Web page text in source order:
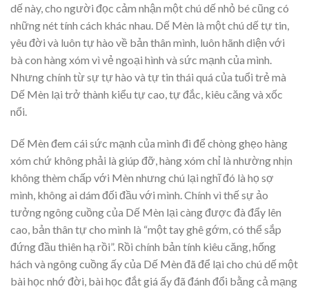
dế này, cho người đọc cảm nhận một chú dế nhỏ bé cũng có
những nét tính cách khác nhau. Dế Mèn là một chú dế tự tin,
yêu đời và luôn tự hào về bản thân mình, luôn hãnh diện với
bà con hàng xóm vì vẻ ngoại hình và sức mạnh của mình.
Nhưng chính từ sự tự hào và tự tin thái quá của tuổi trẻ mà
Dế Mèn lại trở thành kiểu tự cao, tự đắc, kiêu căng và xốc
nổi.
Dế Mèn đem cái sức mạnh của mình đi để chòng ghẹo hàng
xóm chứ không phải là giúp đỡ, hàng xóm chỉ là nhường nhịn
không thèm chấp với Mèn nhưng chú lại nghĩ đó là họ sợ
mình, không ai dám đối đầu với mình. Chính vì thế sự ảo
tưởng ngông cuồng của Dế Mèn lại càng được đà đẩy lên
cao, bản thân tự cho mình là “một tay ghê gớm, có thể sắp
đứng đầu thiên hạ rồi”. Rồi chính bản tính kiêu căng, hống
hách và ngông cuồng ấy của Dế Mèn đã để lại cho chú dế một
bài học nhớ đời, bài học đắt giá ấy đã đánh đổi bằng cả mạng